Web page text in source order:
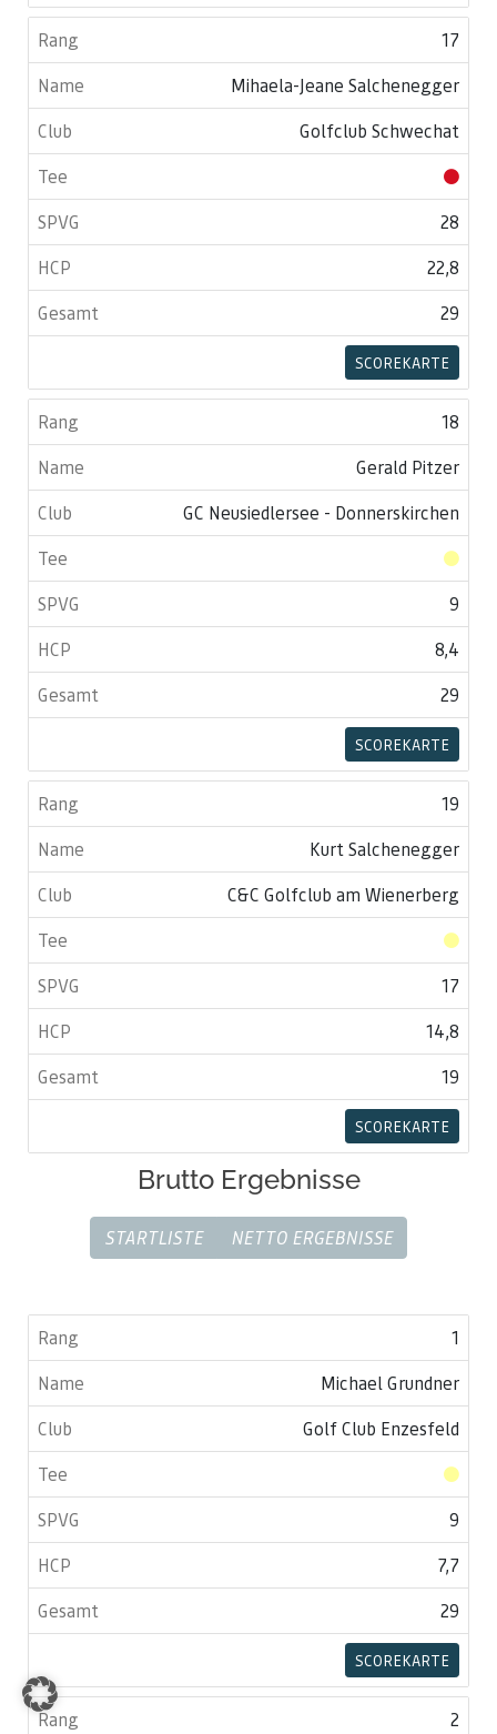
17
Mihaela-Jeane Salchenegger
Golfclub Schwechat
28
22,8
29
SCOREKARTE
18
Gerald Pitzer
GC Neusiedlersee - Donnerskirchen
9
8,4
29
SCOREKARTE
19
Kurt Salchenegger
C&C Golfclub am Wienerberg
17
14,8
19
SCOREKARTE
Brutto Ergebnisse
STARTLISTE NETTO ERGEBNISSE
1
Michael Grundner
Golf Club Enzesfeld
9
7,7
29
SCOREKARTE
2